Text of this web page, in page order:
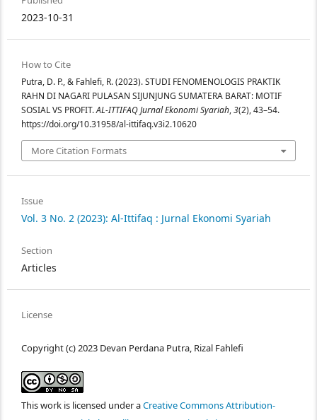
2023-10-31
How to Cite
Putra, D. P., & Fahlefi, R. (2023). STUDI FENOMENOLOGIS PRAKTIK
RAHN DI NAGARI PULASAN SIJUNJUNG SUMATERA BARAT: MOTIF
SOSIAL VS PROFIT.AL-ITTIFAQ Jurnal Ekonomi Syariah,3(2), 43–54.
https://doi.org/10.31958/al-ittifaq.v3i2.10620
More Citation Formats
Issue
Vol. 3 No. 2 (2023): Al-Ittifaq : Jurnal Ekonomi Syariah
Section
Articles
License
Copyright (c) 2023 Devan Perdana Putra, Rizal Fahlefi
This work is licensed under aCreative Commons Attribution-